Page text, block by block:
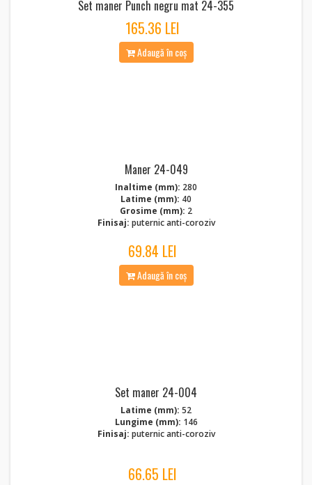
Set maner Punch negru mat 24-355
165.36 LEI
Adaugă în coș
Maner 24-049
Inaltime (mm): 280
Latime (mm): 40
Grosime (mm): 2
Finisaj: puternic anti-coroziv
69.84 LEI
Adaugă în coș
Set maner 24-004
Latime (mm): 52
Lungime (mm): 146
Finisaj: puternic anti-coroziv
66.65 LEI